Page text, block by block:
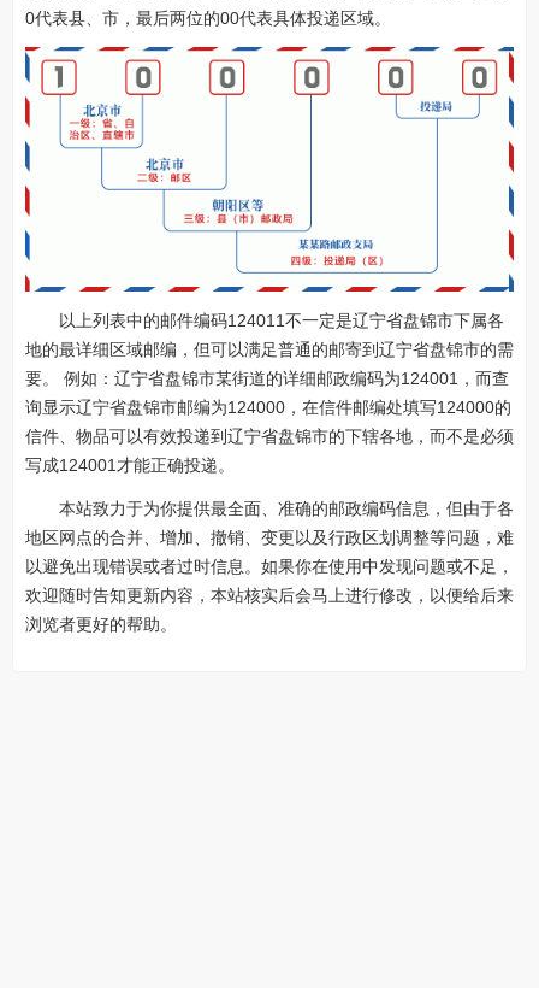
0代表县、市，最后两位的00代表具体投递区域。
以上列表中的邮件编码124011不一定是辽宁省盘锦市下属各
地的最详细区域邮编，但可以满足普通的邮寄到辽宁省盘锦市的需
要。 例如：辽宁省盘锦市某街道的详细邮政编码为124001，而查
询显示辽宁省盘锦市邮编为124000，在信件邮编处填写124000的
信件、物品可以有效投递到辽宁省盘锦市的下辖各地，而不是必须
写成124001才能正确投递。
本站致力于为你提供最全面、准确的邮政编码信息，但由于各
地区网点的合并、增加、撤销、变更以及行政区划调整等问题，难
以避免出现错误或者过时信息。如果你在使用中发现问题或不足，
欢迎随时告知更新内容，本站核实后会马上进行修改，以便给后来
浏览者更好的帮助。